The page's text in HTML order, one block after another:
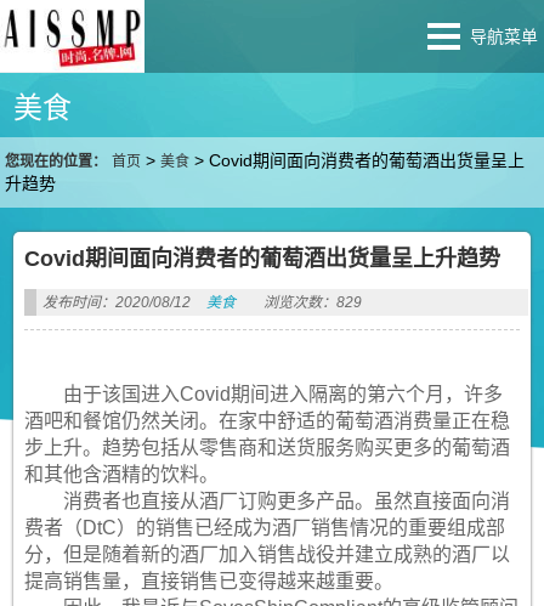
导航菜单
美食
您现在的位置： 首页 >美食 >Covid期间面向消费者的葡萄酒出货量呈上
升趋势
Covid期间面向消费者的葡萄酒出货量呈上升趋势
发布时间：2020/08/12 美食 浏览次数：829
由于该国进入Covid期间进入隔离的第六个月，许多
酒吧和餐馆仍然关闭。在家中舒适的葡萄酒消费量正在稳
步上升。趋势包括从零售商和送货服务购买更多的葡萄酒
和其他含酒精的饮料。
消费者也直接从酒厂订购更多产品。虽然直接面向消
费者（DtC）的销售已经成为酒厂销售情况的重要组成部
分，但是随着新的酒厂加入销售战役并建立成熟的酒厂以
提高销售量，直接销售已变得越来越重要。